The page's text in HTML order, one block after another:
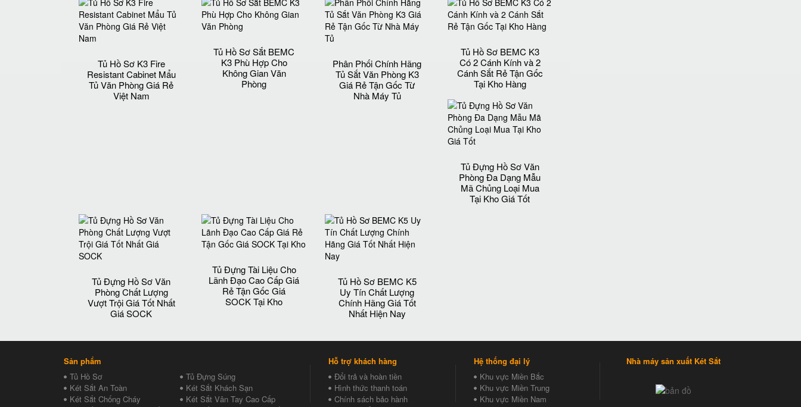
Tủ Hồ Sơ K3 Fire
Resistant Cabinet Mẩu
Tủ Văn Phòng Giá Rẻ
Việt Nam
Tủ Hồ Sơ Sắt BEMC
K3 Phù Hợp Cho
Không Gian Văn
Phòng
Phân Phối Chính Hãng
Tủ Sắt Văn Phòng K3
Giá Rẻ Tận Gốc Từ
Nhà Máy Tủ
Tủ Hồ Sơ BEMC K3
Có 2 Cánh Kính và 2
Cánh Sắt Rẻ Tận Gốc
Tại Kho Hàng
Tủ Đựng Hồ Sơ Văn
Phòng Đa Dạng Mẫu
Mã Chủng Loại Mua
Tại Kho Giá Tốt
Tủ Đựng Hồ Sơ Văn
Phòng Chất Lượng
Vượt Trội Giá Tốt Nhất
Giá SOCK
Tủ Đựng Tài Liệu Cho
Lãnh Đạo Cao Cấp Giá
Rẻ Tận Gốc Giá
SOCK Tại Kho
Tủ Hồ Sơ BEMC K5
Uy Tín Chất Lượng
Chính Hãng Giá Tốt
Nhất Hiện Nay
Sản phẩm
Tủ Hồ Sơ
Tủ Đựng Súng
Két Sắt An Toàn
Két Sắt Khách Sạn
Két Sắt Chống Cháy
Két Sắt Vân Tay Cao Cấp
Hỗ trợ khách hàng
Đổi trả và hoàn tiền
Hình thức thanh toán
Chính sách bảo hành
Hệ thống đại lý
Khu vực Miền Bắc
Khu vực Miền Trung
Khu vực Miền Nam
Nhà máy sản xuất Két Sắt